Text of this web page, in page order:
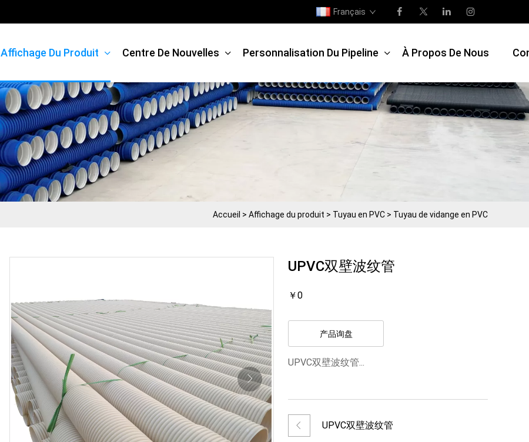
Français
Affichage Du Produit Centre De Nouvelles Personnalisation Du Pipeline À Propos De Nous
Accueil > Affichage du produit > Tuyau en PVC > Tuyau de vidange en PVC
UPVC双壁波纹管
￥0
产品询盘
UPVC双壁波纹管...
UPVC双壁波纹管